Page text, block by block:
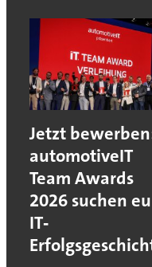
Jetzt
automotiveIT
Team Awards
2026 suchen
IT‐